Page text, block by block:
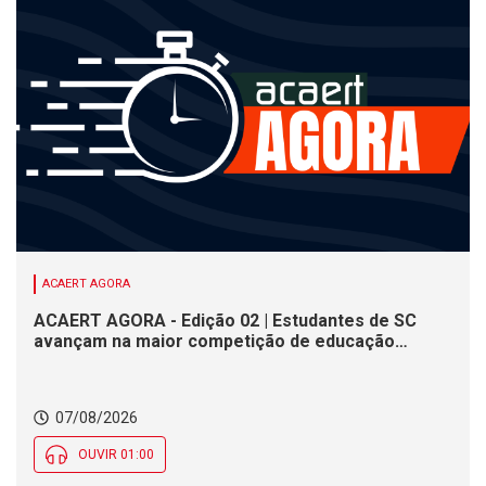
ACAERT AGORA
ACAERT AGORA - Edição 02 | Estudantes de SC
avançam na maior competição de educação
Social nesta sexta (7)
07/08/2026
OUVIR 01:00